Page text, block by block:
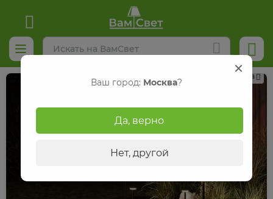
Реклама
Ваш город: Москва?
Да, верно
Нет, другой